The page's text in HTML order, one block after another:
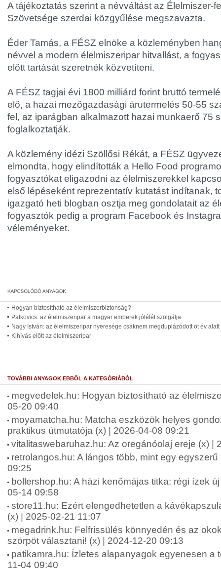
A tájékoztatás szerint a névváltást az Élelmiszer-
Szövetsége szerdai közgyűlése megszavazta.
Éder Tamás, a FÉSZ elnöke a közleményben
névvel a modern élelmiszeripar hitvallást, a
előtt tartását szeretnék közvetíteni.
A FÉSZ tagjai évi 1800 milliárd forint bruttó
elő, a hazai mezőgazdasági árutermelés 50-55
fel, az iparágban alkalmazott hazai munkaerő 75
foglalkoztatják.
A közlemény idézi Szöllősi Rékát, a FÉSZ
elmondta, hogy elindították a Hello Food
fogyasztókat eligazodni az élelmiszerekkel
első lépéseként reprezentatív kutatást indítanak,
igazgató heti blogban osztja meg gondolatait az
fogyasztók pedig a program Facebook és
véleményeket.
Hogyan biztosítható az élelmiszerbiztonság?
Palkovics: az élelmiszeripar a magyar emberek jólétét szolgálja
Nagy István: az élelmiszeripar nyeresége csaknem megduplázódott öt év alatt
Kihívás előtt az élelmiszeripar
TOVÁBBI ANYAGOK EBBŐL A KATEGÓRIÁBÓL
megvedelek.hu: Hogyan biztosítható az
05-20 09:40
moyamatcha.hu: Matcha eszközök helyes
praktikus útmutatója (x) | 2026-04-08 09:21
vitalitaswebaruhaz.hu: Az oregánóolaj ereje (x) |
retrolangos.hu: A lángos több, mint egy
09:25
bollershop.hu: A házi kenőmájas titka: régi ízek
05-14 09:58
store11.hu: Ezért elengedhetetlen a
(x) | 2025-02-21 11:07
megadrink.hu: Felfrissülés könnyedén és az
szörpöt választani! (x) | 2024-12-20 09:13
patikamra.hu: Ízletes alapanyagok egyenesen a
11-04 09:40